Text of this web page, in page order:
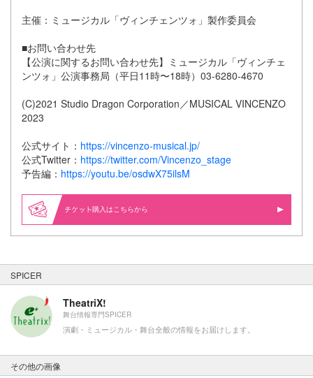
主催：ミュージカル「ヴィンチェンツォ」製作委員会
■お問い合わせ先
【公演に関するお問い合わせ先】ミュージカル「ヴィンチェ
ンツォ」公演事務局（平日11時〜18時）03-6280-4670
(C)2021 Studio Dragon Corporation／MUSICAL VINCENZO
2023
公式サイト： https://vincenzo-musical.jp/
公式Twitter： https://twitter.com/Vincenzo_stage
予告編： https://youtu.be/osdwX75ilsM
購入はこちらから
SPICER
TheatriX!
舞台情報専門SPICER
演劇・ミュージカル・舞台全般の情報をお届けします。
その他の画像